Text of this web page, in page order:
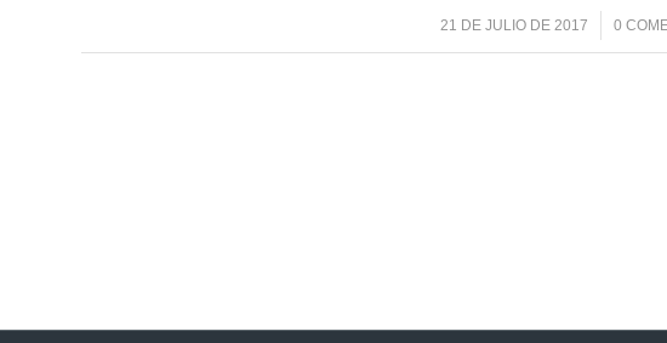
21 DE JULIO DE 2017
/ 0